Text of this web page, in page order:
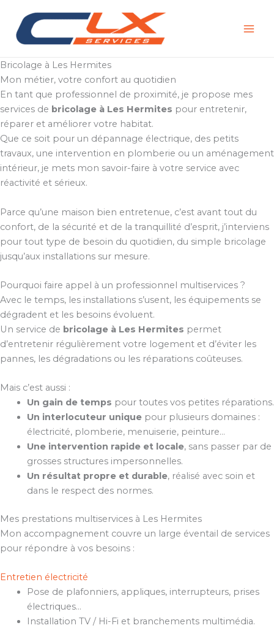
contenu
Bricolage à Les Hermites
Mon métier, votre confort au quotidien
En tant que professionnel de proximité, je propose mes
services de bricolage à Les Hermites pour entretenir,
réparer et améliorer votre habitat.
Que ce soit pour un dépannage électrique, des petits
travaux, une intervention en plomberie ou un aménagement
intérieur, je mets mon savoir-faire à votre service avec
réactivité et sérieux.
Parce qu’une maison bien entretenue, c’est avant tout du
confort, de la sécurité et de la tranquillité d’esprit, j’interviens
pour tout type de besoin du quotidien, du simple bricolage
jusqu’aux installations sur mesure.
Pourquoi faire appel à un professionnel multiservices ?
Avec le temps, les installations s’usent, les équipements se
dégradent et les besoins évoluent.
Un service de bricolage à Les Hermites permet
d’entretenir régulièrement votre logement et d’éviter les
pannes, les dégradations ou les réparations coûteuses.
Mais c’est aussi :
Un gain de temps pour toutes vos petites réparations.
Un interlocuteur uniquepour plusieurs domaines :
électricité, plomberie, menuiserie, peinture…
Une intervention rapide et locale, sans passer par de
grosses structures impersonnelles.
Un résultat propre et durable, réalisé avec soin et
dans le respect des normes.
Mes prestations multiservices à Les Hermites
Mon accompagnement couvre un large éventail de services
pour répondre à vos besoins :
Entretien électricité
Pose de plafonniers, appliques, interrupteurs, prises
électriques…
Installation TV / Hi-Fi et branchements multimédia.